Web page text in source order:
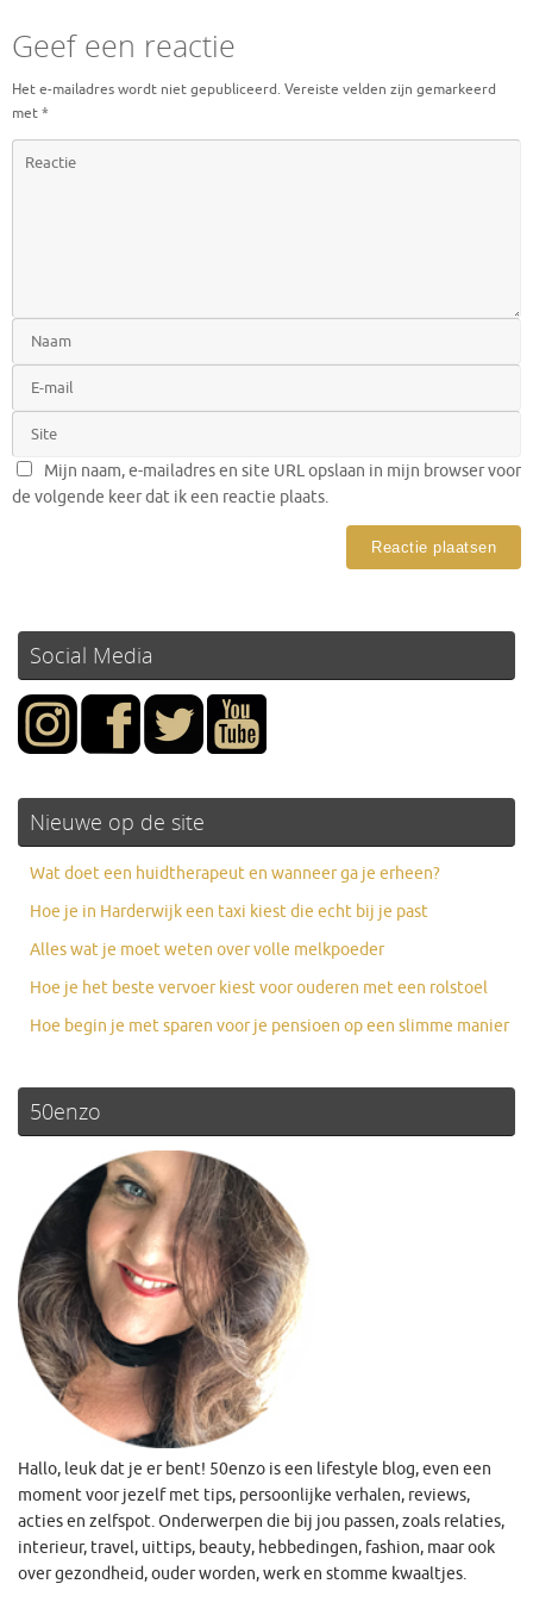
Geef een reactie
Het e-mailadres wordt niet gepubliceerd. Vereiste velden zijn gemarkeerd
met*
Mijn naam, e-mailadres en site URL opslaan in mijn browser voor
de volgende keer dat ik een reactie plaats.
Social Media
Nieuwe op de site
Wat doet een huidtherapeut en wanneer ga je erheen?
Hoe je in Harderwijk een taxi kiest die echt bij je past
Alles wat je moet weten over volle melkpoeder
Hoe je het beste vervoer kiest voor ouderen met een rolstoel
Hoe begin je met sparen voor je pensioen op een slimme manier
50enzo
Hallo, leuk dat je er bent! 50enzo is een lifestyle blog, even een
moment voor jezelf met tips, persoonlijke verhalen, reviews,
acties en zelfspot. Onderwerpen die bij jou passen, zoals relaties,
interieur, travel, uittips, beauty, hebbedingen, fashion, maar ook
over gezondheid, ouder worden, werk en stomme kwaaltjes.